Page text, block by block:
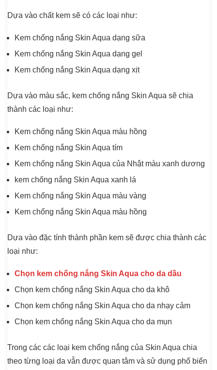
Dựa vào chất kem sẽ có các loại như:
Kem chống nắng Skin Aqua dạng sữa
Kem chống nắng Skin Aqua dạng gel
Kem chống nắng Skin Aqua dạng xịt
Dựa vào màu sắc, kem chống nắng Skin Aqua sẽ chia
thành các loại như:
Kem chống nắng Skin Aqua màu hồng
Kem chống nắng Skin Aqua tím
Kem chống nắng Skin Aqua của Nhật màu xanh dương
kem chống nắng Skin Aqua xanh lá
Kem chống nắng Skin Aqua màu vàng
Kem chống nắng Skin Aqua màu hồng
Dựa vào đặc tính thành phần kem sẽ được chia thành các
loại như:
Chọn kem chống nắng Skin Aqua cho da dầu
Chọn kem chống nắng Skin Aqua cho da khô
Chọn kem chống nắng Skin Aqua cho da nhạy cảm
Chọn kem chống nắng Skin Aqua cho da mụn
Trong các các loại kem chống nắng của Skin Aqua chia
theo từng loại da vẫn được quan tâm và sử dụng phổ biến